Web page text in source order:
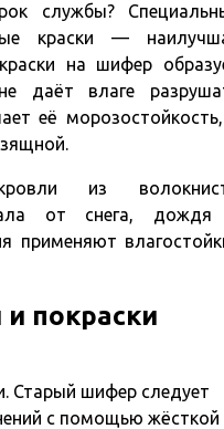
службы?
краски —
на шифер
даёт влаге
её
из
от снега,
применяют
покраски
Старый шифер следует
с помощью жёсткой